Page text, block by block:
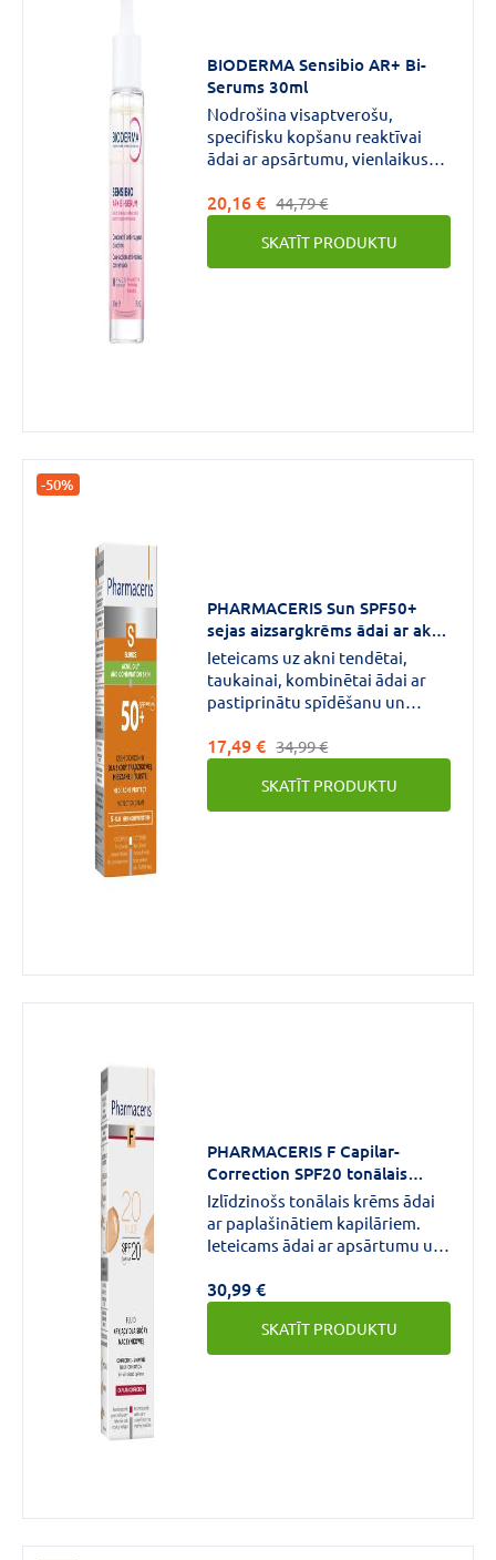
(12)
(2)
Aktīvās
SPF50+
SPF30
BIODERMA Sensibio AR+ Bi-
Serums 30ml
Nodrošina visaptverošu,
specifisku kopšanu reaktīvai
ādai ar apsārtumu, vienlaikus
pazīmēm. Samazina apsārtumu
un redzamos sīkos asinsvadus
un nogludina un nostiprina ādu.
20,16 € 44,79 €
SKATĪT PRODUKTU
-50%
PHARMACERIS Sun SPF50+
sejas aizsargkrēms ādai ar akni,
jaukta tipa vai taukainai ādai
50 ml
Ieteicams uz akni tendētai,
taukainai, kombinētai ādai ar
pastiprinātu spīdēšanu un
veidošanos.Nodrošina ļoti
augsta līmeņa aizsardzību pret
intensīvu saules gaismu un
kaitīgajiem UVA/UVB
17,49 € 34,99 €
SKATĪT PRODUKTU
PHARMACERIS F Capilar-
Correction SPF20 tonālais
krēms 20 Nude 30 ml
Izlīdzinošs tonālais krēms ādai
ar paplašinātiem kapilāriem.
Ieteicams ādai ar apsārtumu un
izlīdzinātu ādas toni un
noslēptu tādus defektus kā
paplašināti kapilāri,
zirnekļveida vēnas, pastāvīga
30,99 €
SKATĪT PRODUKTU